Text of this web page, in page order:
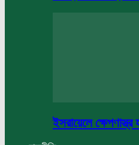
ইসরায়েলে